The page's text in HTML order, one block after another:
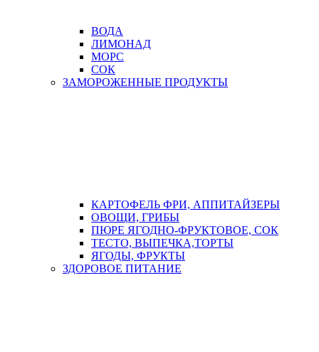
ВОДА
ЛИМОНАД
МОРС
СОК
ЗАМОРОЖЕННЫЕ ПРОДУКТЫ
КАРТОФЕЛЬ ФРИ, АППИТАЙЗЕРЫ
ОВОЩИ, ГРИБЫ
ПЮРЕ ЯГОДНО-ФРУКТОВОЕ, СОК
ТЕСТО, ВЫПЕЧКА,ТОРТЫ
ЯГОДЫ, ФРУКТЫ
ЗДОРОВОЕ ПИТАНИЕ